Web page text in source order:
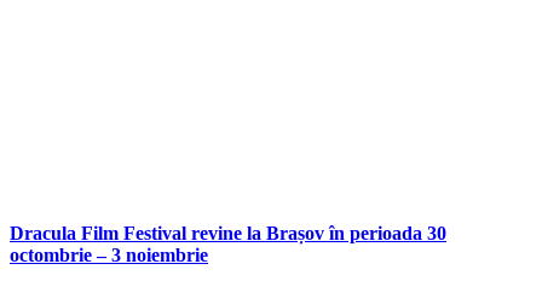
Dracula Film Festival revine la Brașov în perioada 30
octombrie – 3 noiembrie